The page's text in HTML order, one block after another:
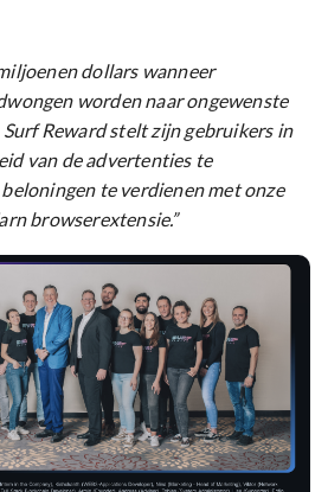
dollars wanneer
worden naar ongewenste
Reward stelt zijn gebruikers in
van de advertenties te
te verdienen met onze
browserextensie.”